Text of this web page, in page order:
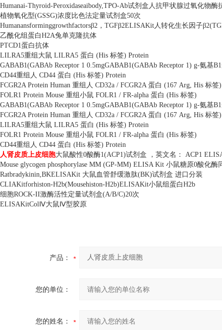
Humanai-Thyroid-Peroxidaseaibody,TPO-Ab试剂盒人抗甲状腺过氧化物酶
植物氧化型(GSSG)浓度比色法定量试剂盒50次
Humanansforminggrowthfactorsβ2 ， TGFβ2ELISAKit人转化生长因子β
乙酰化组蛋白H2A兔单克隆抗体
PTCD1蛋白抗体
LILRA5重组大鼠 LILRA5 蛋白 (His 标签) Protein
GABAB1(GABAb Receptor 1 0.5mgGABAB1(GABAb Receptor 1) g-氨基B1
CD44重组人 CD44 蛋白 (His 标签) Protein
FCGR2A Protein Human 重组人 CD32a / FCGR2A 蛋白 (167 Arg, His 标签)
FOLR1 Protein Mouse 重组小鼠 FOLR1 / FR-alpha 蛋白 (His 标签)
GABAB1(GABAb Receptor 1 0.5mgGABAB1(GABAb Receptor 1) g-氨基B1
FCGR2A Protein Human 重组人 CD32a / FCGR2A 蛋白 (167 Arg, His 标签)
LILRA5重组大鼠 LILRA5 蛋白 (His 标签) Protein
FOLR1 Protein Mouse 重组小鼠 FOLR1 / FR-alpha 蛋白 (His 标签)
CD44重组人 CD44 蛋白 (His 标签) Protein
人肾皮质上皮细胞大鼠酸性0酸酶1(ACP1)试剂盒 ，英文名：
ACP1
Mouse glycogen phosphorylase MM (GP-MM) ELISA Kit 小鼠糖原0酸化酶
Ratbradykinin,BKELISAKit 大鼠血管舒缓激肽(BK)试剂盒 进口分装
CLIAKitforhiston-H2b(Mousehiston-H2b)ELISAKit小鼠组蛋白H2b
细胞ROCK-II激酶活性定量试剂盒(A/B/C)20次
ELISAKitCol Ⅳ大鼠Ⅳ型胶原
产品：
您的单位：
您的姓名：